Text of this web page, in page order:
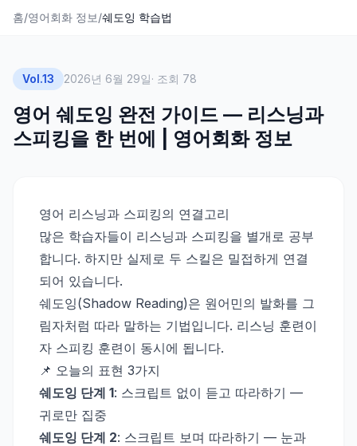
홈/영어회화 정보/쉐도잉 학습법
Vol.13 2026년 6월 29일· 조회 78
영어 쉐도잉 완전 가이드 — 리스닝과
스피킹을 한 번에 | 영어회화 정보
영어 리스닝과 스피킹의 연결고리
많은 학습자들이 리스닝과 스피킹을 별개로 공부
합니다. 하지만 실제로 두 스킬은 밀접하게 연결
되어 있습니다.
쉐도잉(Shadow Reading)은 원어민의 발화를 그
림자처럼 따라 말하는 기법입니다. 리스닝 훈련이
자 스피킹 훈련이 동시에 됩니다.
📌 오늘의 표현 3가지
쉐도잉 단계 1: 스크립트 없이 듣고 따라하기 —
귀로만 집중
쉐도잉 단계 2: 스크립트 보며 따라하기 — 눈과